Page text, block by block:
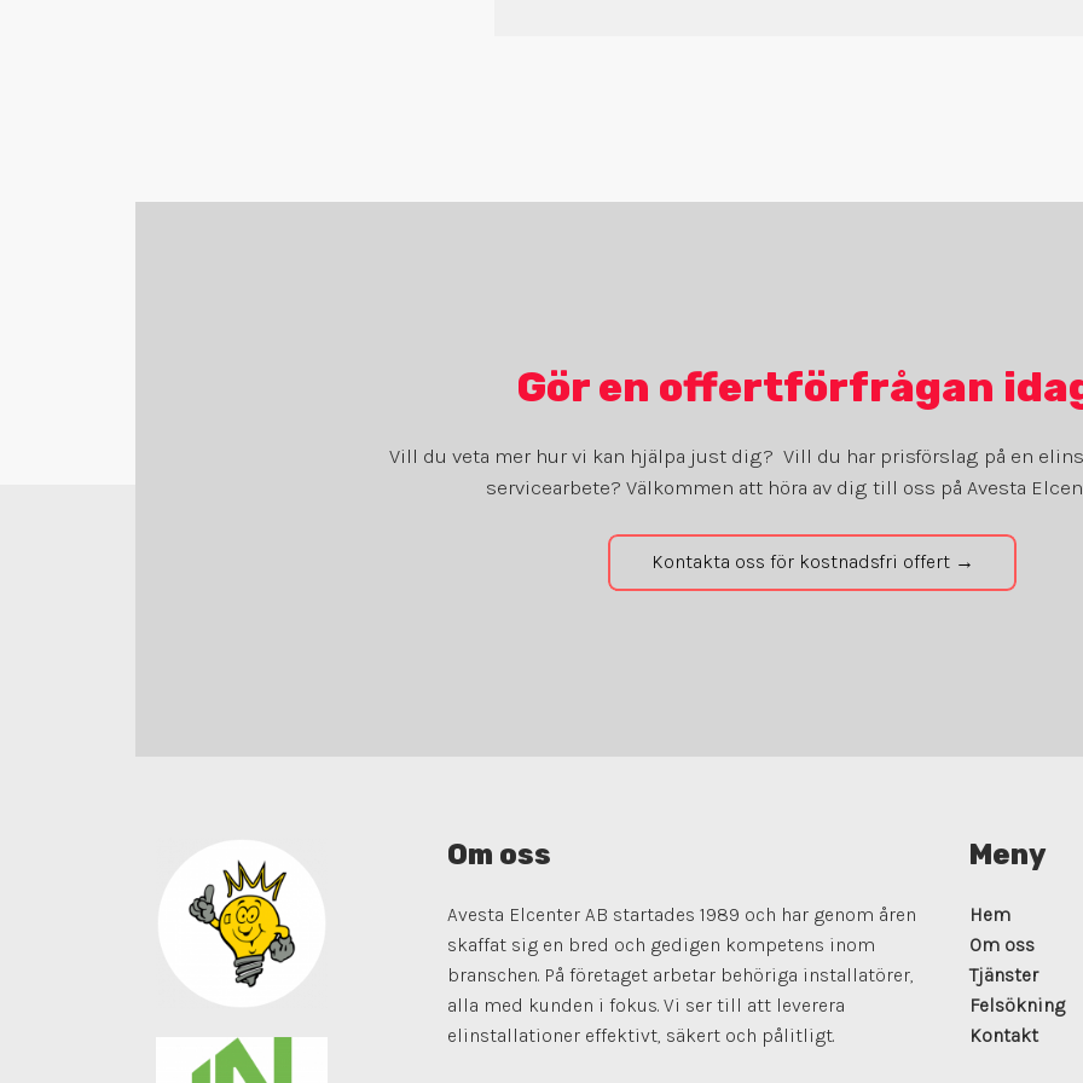
Gör en offertförfrågan
Vill du veta mer hur vi kan hjälpa just dig? Vill du har prisförslag på en
servicearbete? Välkommen att höra av dig till oss på Avesta
Kontakta oss för kostnadsfri offert →
Om oss
Avesta Elcenter AB startades 1989 och har genom åren
skaffat sig en bred och gedigen kompetens inom
branschen. På företaget arbetar behöriga installatörer,
alla med kunden i fokus. Vi ser till att leverera
elinstallationer effektivt, säkert och pålitligt.
Meny
Hem
Om oss
Tjänster
Felsökning
Kontakt